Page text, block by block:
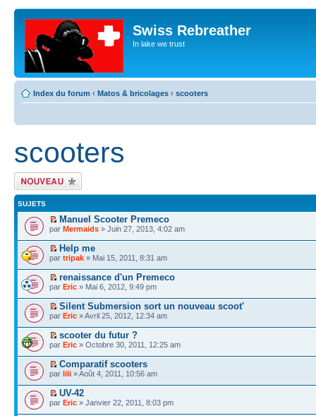
Swiss Rebreather
In lake we trust
Index du forum ‹ Matos & bricolages ‹ scooters
scooters
Écrire un nouveau
sujet
SUJETS
Manuel Scooter Premeco
par Mermaids » Juin 27, 2013, 4:02 am
Help me
par tripak » Mai 15, 2011, 8:31 am
renaissance d'un Premeco
par Eric » Mai 6, 2012, 9:49 pm
Silent Submersion sort un nouveau scoot'
par Eric » Avril 25, 2012, 12:34 am
scooter du futur ?
par Eric » Octobre 30, 2011, 12:25 am
Comparatif scooters
par lili » Août 4, 2011, 10:56 am
UV-42
par Eric » Janvier 22, 2011, 8:03 pm